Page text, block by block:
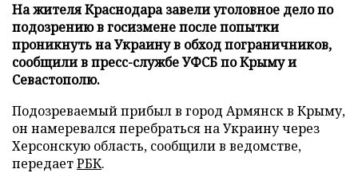
На жителя Краснодара завели уголовное дело по
подозрению в госизмене после попытки
проникнуть на Украину в обход пограничников,
сообщили в пресс-службе УФСБ по Крыму и
Севастополю.
Подозреваемый прибыл в город Армянск в Крыму,
он намеревался перебраться на Украину через
Херсонскую область, сообщили в ведомстве,
передаетРБК.